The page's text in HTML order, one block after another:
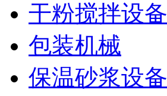
干粉搅拌设备
包装机械
保温砂浆设备